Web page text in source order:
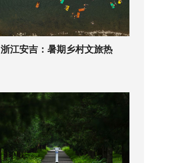
浙江安吉：暑期乡村文旅热